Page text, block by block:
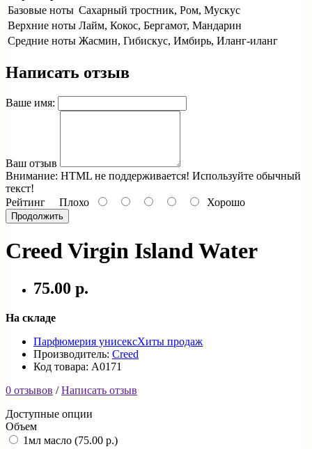
Базовые ноты Сахарный тростник, Ром, Мускус
Верхние ноты Лайм, Кокос, Бергамот, Мандарин
Средние ноты Жасмин, Гибискус, Имбирь, Иланг-иланг
Написать отзыв
Ваше имя:
Ваш отзыв
Внимание: HTML не поддерживается! Используйте обычный
текст!
Рейтинг Плохо Хорошо
Продолжить
Creed Virgin Island Water
75.00 р.
На складе
Парфюмерия унисексХиты продаж
Производитель: Creed
Код товара: A0171
0 отзывов /Написать отзыв
Доступные опции
Объем
1мл масло (75.00 р.)